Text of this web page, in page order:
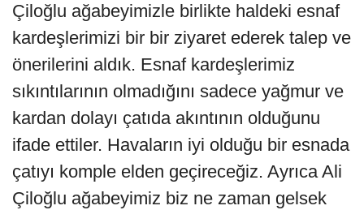
Çiloğlu ağabeyimizle birlikte haldeki esnaf
kardeşlerimizi bir bir ziyaret ederek talep ve
önerilerini aldık. Esnaf kardeşlerimiz
sıkıntılarının olmadığını sadece yağmur ve
kardan dolayı çatıda akıntının olduğunu
ifade ettiler. Havaların iyi olduğu bir esnada
çatıyı komple elden geçireceğiz. Ayrıca Ali
Çiloğlu ağabeyimiz biz ne zaman gelsek